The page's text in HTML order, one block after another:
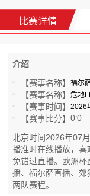
比赛详情
介绍
【赛事名称】福尔
【赛事名称】危地
【赛事时间】2026
【赛事比分】0:0
北京时间2026年07
播准时在线播放，
免错过直播。欧洲
播、福尔萨直播、郊
两队赛程。